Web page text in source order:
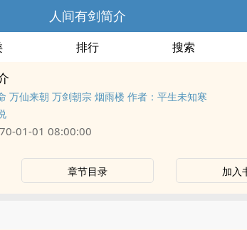
人间有剑简介
排行 搜索
万仙来朝 万剑朝宗 烟雨楼 作者：平生未知寒
01-01 08:00:00
章节目录 加入